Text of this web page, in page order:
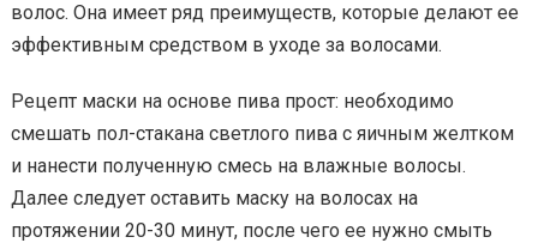
волос. Она имеет ряд преимуществ, которые делают ее
эффективным средством в уходе за волосами.
Рецепт маски на основе пива прост: необходимо
смешать пол-стакана светлого пива с яичным желтком
и нанести полученную смесь на влажные волосы.
Далее следует оставить маску на волосах на
протяжении 20-30 минут, после чего ее нужно смыть